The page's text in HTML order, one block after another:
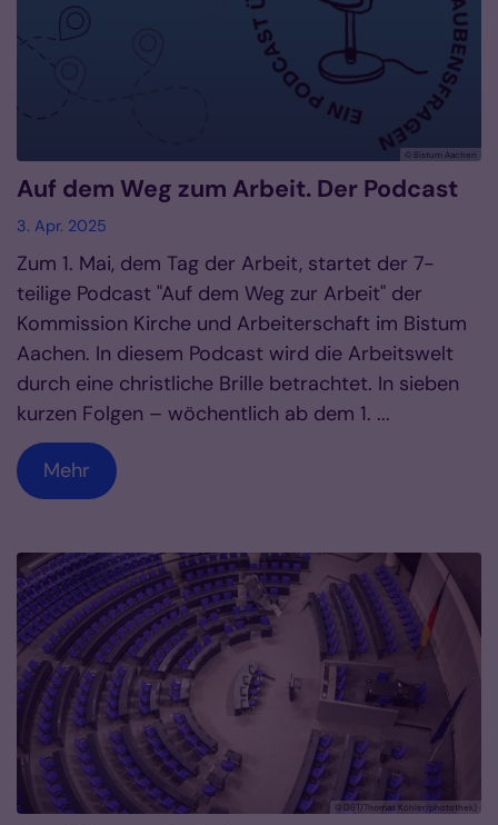
© Bistum Aachen
Auf dem Weg zum Arbeit. Der Podcast
3. Apr. 2025
Zum 1. Mai, dem Tag der Arbeit, startet der 7-
teilige Podcast "Auf dem Weg zur Arbeit" der
Kommission Kirche und Arbeiterschaft im Bistum
Aachen. In diesem Podcast wird die Arbeitswelt
durch eine christliche Brille betrachtet. In sieben
kurzen Folgen – wöchentlich ab dem 1. ...
Mehr
© DBT/Thomas Köhler/photothek)